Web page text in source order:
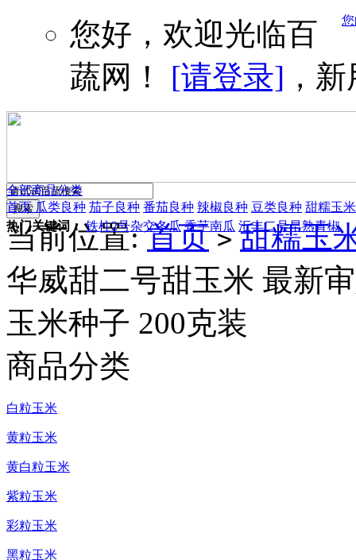
您好，欢迎光临百
蔬网！ [请登录] ，
热门关键词： 铁柱2号杂交冬瓜 香芋南瓜 汇丰二号早熟青椒
全部商品分类
首页 瓜类良种 茄子良种 番茄良种 辣椒良种 豆类良种 甜糯玉米
当前位置:首页 > 甜糯玉
华威甜二号甜玉米 最新
玉米种子 200克装
商品分类
白粒玉米
黄粒玉米
黄白粒玉米
紫粒玉米
彩粒玉米
黑粒玉米